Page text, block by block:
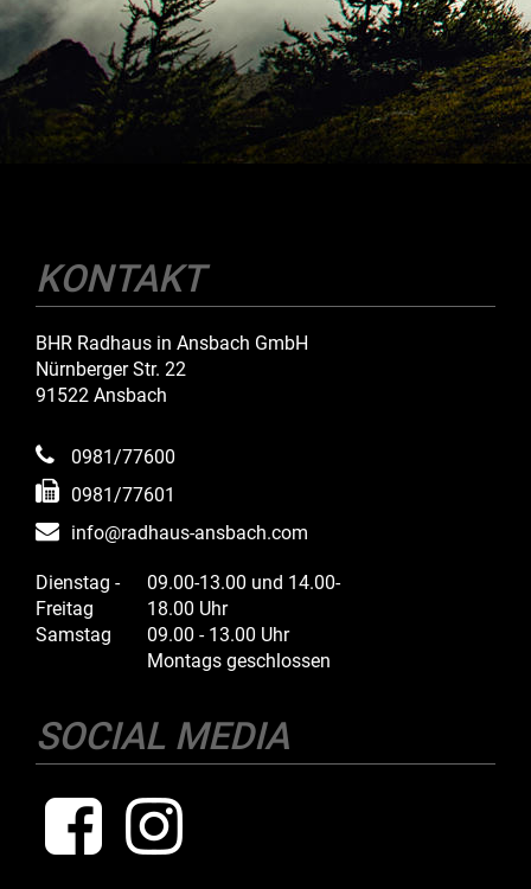
KONTAKT
BHR Radhaus in Ansbach GmbH
Nürnberger Str. 22
91522 Ansbach
0981/77600
0981/77601
info@radhaus-ansbach.com
Dienstag -
Freitag
09.00-13.00 und 14.00-
18.00 Uhr
Samstag
09.00 - 13.00 Uhr
Montags geschlossen
SOCIAL MEDIA